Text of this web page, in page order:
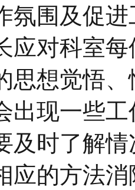
氛围及促
应对科室
思想觉悟
出现一些
及时了解
应的方法